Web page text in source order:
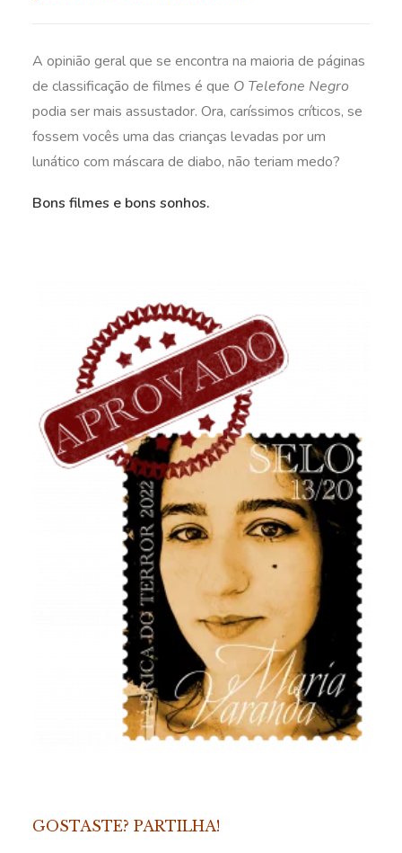
A opinião geral que se encontra na maioria de páginas
de classificação de filmes é que O Telefone Negro
podia ser mais assustador. Ora, caríssimos críticos, se
fossem vocês uma das crianças levadas por um
lunático com máscara de diabo, não teriam medo?
Bons filmes e bons sonhos.
GOSTASTE? PARTILHA!